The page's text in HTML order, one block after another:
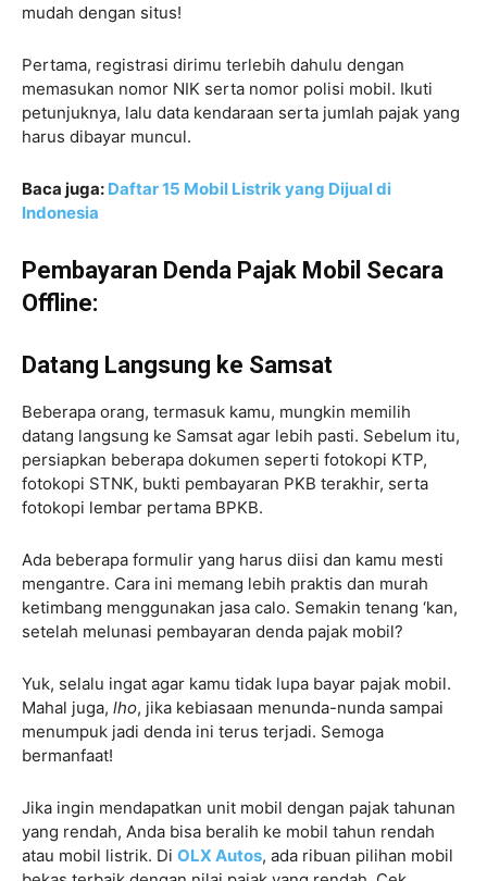
mudah dengan situs!
Pertama, registrasi dirimu terlebih dahulu dengan
memasukan nomor NIK serta nomor polisi mobil. Ikuti
petunjuknya, lalu data kendaraan serta jumlah pajak yang
harus dibayar muncul.
Baca juga: Daftar 15 Mobil Listrik yang Dijual di
Indonesia
Pembayaran Denda Pajak Mobil Secara
Offline:
Datang Langsung ke Samsat
Beberapa orang, termasuk kamu, mungkin memilih
datang langsung ke Samsat agar lebih pasti. Sebelum itu,
persiapkan beberapa dokumen seperti fotokopi KTP,
fotokopi STNK, bukti pembayaran PKB terakhir, serta
fotokopi lembar pertama BPKB.
Ada beberapa formulir yang harus diisi dan kamu mesti
mengantre. Cara ini memang lebih praktis dan murah
ketimbang menggunakan jasa calo. Semakin tenang ‘kan,
setelah melunasi pembayaran denda pajak mobil?
Yuk, selalu ingat agar kamu tidak lupa bayar pajak mobil.
Mahal juga, lho, jika kebiasaan menunda-nunda sampai
menumpuk jadi denda ini terus terjadi. Semoga
bermanfaat!
Jika ingin mendapatkan unit mobil dengan pajak tahunan
yang rendah, Anda bisa beralih ke mobil tahun rendah
atau mobil listrik. Di OLX Autos, ada ribuan pilihan mobil